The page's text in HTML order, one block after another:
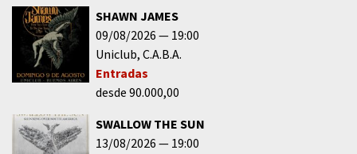
SHAWN JAMES
09/08/2026
19:00
Uniclub C.A.B.A.
Entradas
desde 90.000,00
SWALLOW THE SUN
13/08/2026
19:00